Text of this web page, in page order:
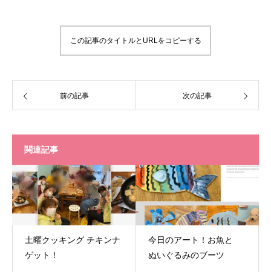
この記事のタイトルとURLをコピーする
前の記事 次の記事
関連記事
土曜クッキング チキンナ
ゲット！
今日のアート！お魚と
ぬいぐるみのブーツ